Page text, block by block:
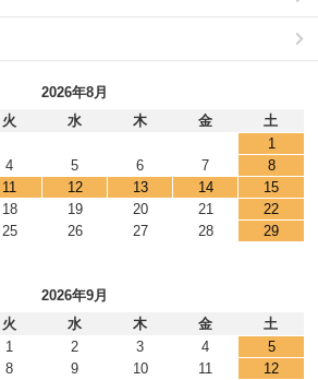
2026年8月
火 水 木 金
土
1
4 5 6 7
8
11 12 13 14
15
18 19 20 21
22
25 26 27 28
29
2026年9月
火 水 木 金
土
1
2 3 4
5
8 9 10 11
12